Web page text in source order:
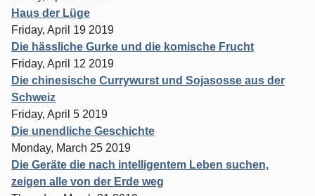
Haus der Lüge
Friday, April 19 2019
Die hässliche Gurke und die komische Frucht
Friday, April 12 2019
Die chinesische Currywurst und Sojasosse aus der
Schweiz
Friday, April 5 2019
Die unendliche Geschichte
Monday, March 25 2019
Die Geräte die nach intelligentem Leben suchen,
zeigen alle von der Erde weg